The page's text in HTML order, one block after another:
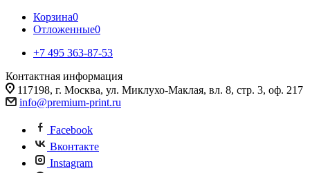
Корзина0
Отложенные0
+7 495 363-87-53
Контактная информация
117198, г. Москва, ул. Миклухо-Маклая, вл. 8, стр. 3, оф. 217
info@premium-print.ru
Facebook
Вконтакте
Instagram